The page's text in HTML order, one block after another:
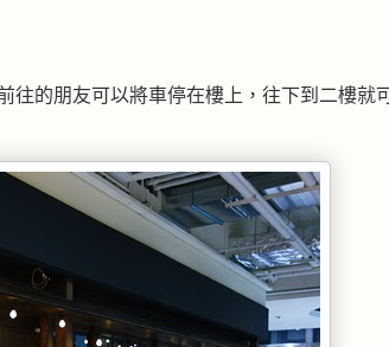
往的朋友可以將車停在樓上，往下到二樓就